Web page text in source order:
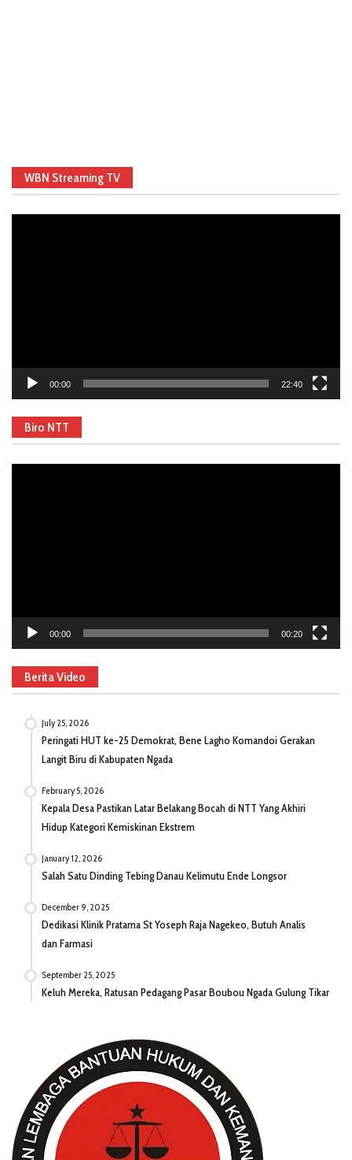
WBN Streaming TV
00:00 22:40
Biro NTT
00:00 00:20
Berita Video
July 25, 2026
Peringati HUT ke-25 Demokrat, Bene Lagho Komandoi Gerakan
Langit Biru di Kabupaten Ngada
February 5, 2026
Kepala Desa Pastikan Latar Belakang Bocah di NTT Yang Akhiri
Hidup Kategori Kemiskinan Ekstrem
January 12, 2026
Salah Satu Dinding Tebing Danau Kelimutu Ende Longsor
December 9, 2025
Dedikasi Klinik Pratama St Yoseph Raja Nagekeo, Butuh Analis
dan Farmasi
September 25, 2025
Keluh Mereka, Ratusan Pedagang Pasar Boubou Ngada Gulung Tikar